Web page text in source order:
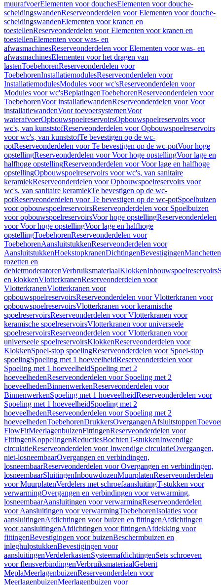
muurafvoerElementen voor douchesElementen voor douche-
scheidingswandenReserveonderdelen voor Elementen voor douche-
scheidingswandenElementen voor kranen en
toestellenReserveonderdelen voor Elementen voor kranen en
toestellenElementen voor was- en
afwasmachinesReserveonderdelen voor Elementen voor was- en
afwasmachinesElementen voor het dragen van
lastenToebehorenReserveonderdelen voor
ToebehorenInstallatiemodulesReserveonderdelen voor
InstallatiemodulesModules voor wc'sReserveonderdelen voor
Modules voor wc'sBeplatingenToebehorenReserveonderdelen voor
ToebehorenVoor installatiewandenReserveonderdelen voor Voor
installatiewandenVoor toevoersystemenVoor
waterafvoerOpbouwspoelreservoirsOpbouwspoelreservoirs voor
wc's, van kunststofReserveonderdelen voor Opbouwspoelreservoirs
voor wc's, van kunststofTe bevestigen op de wc-
potReserveonderdelen voor Te bevestigen op de wc-potVoor hoge
opstellingReserveonderdelen voor Voor hoge opstellingVoor lage en
halfhoge opstellingReserveonderdelen voor Voor lage en halfhoge
opstellingOpbouwspoelreservoirs voor wc's, van sanitaire
keramiekReserveonderdelen voor Opbouwspoelreservoirs voor
wc's, van sanitaire keramiekTe bevestigen op de wc-
potReserveonderdelen voor Te bevestigen op de wc-potSpoelbuizen
voor opbouwspoelreservoirsReserveonderdelen voor Spoelbuizen
voor opbouwspoelreservoirsVoor hoge opstellingReserveonderdelen
voor Voor hoge opstellingVoor lage en halfhoge
opstellingToebehorenReserveonderdelen voor
ToebehorenAansluitstukkenReserveonderdelen voor
AansluitstukkenHoekstopkranenDichtingenBevestigingenManchetten
rozetten en
debietmoderatorenVerbruiksmateriaalKlokkenInbouwspoelreservoirs
en klokkenVlotterkranenReserveonderdelen voor
VlotterkranenVlotterkranen voor
opbouwspoelreservoirsReserveonderdelen voor Vlotterkranen voor
opbouwspoelreservoirsVlotterkranen voor keramische
spoelreservoirsReserveonderdelen voor Vlotterkranen voor
keramische spoelreservoirsVlotterkranen voor universeele
spoelreservoirsReserveonderdelen voor Vlotterkranen voor
universeele spoelreservoirsKlokkenReserveonderdelen voor
KlokkenSpoel-stop spoelingReserveonderdelen voor Spoel-stop
spoelingSpoeling met 1 hoeveelheidReserveonderdelen voor
Spoeling met 1 hoeveelheidSpoeling met 2
hoeveelhedenReserveonderdelen voor Spoeling met 2
hoeveelhedenBinnenwerkenReserveonderdelen voor
BinnenwerkenSpoeling met 1 hoeveelheidReserveonderdelen voor
Spoeling met 1 hoeveelheidSpoeling met 2
hoeveelhedenReserveonderdelen voor Spoeling met 2
hoeveelhedenToebehorenDrukkersOvergangenAfsluitstoppen
FlowFitMeerlagenbuizenFittingenReserveonderdelen voor
FittingenKoppelingenReductiesBochtenT-stukkenInwendige
circulatieReserveonderdelen voor Inwendige circulatieOvergangen,
niet-losneembaarOvergangen en verbindingen,
losneembaarReserveonderdelen voor Overgangen en verbindingen,
losneembaarSluitingenInbouwdozenMuurplatenReserveonderdelen
voor MuurplatenVerdelers met schroefaansluitingT-stukken voor
verwarmingOvergangen en verbindingen voor verwarming,
losneembaarAansluitingen voor verwarmingReserveonderdelen
voor Aansluitingen voor verwarmingToebehorenIsolaties voor
aansluitingenAfdichtingen voor buizen en fittingenAfdichtingen
voor aansluitingenAfdichtingen voor fittingenAfdekking voor
fittingenBevestigingen voor buizenBeschermbuizen en
inleghulpstukkenBevestigingen voor
aansluitingenVerdelerkastenSysteemafdichtingenSets schroeven
voor flensverbindingenVerbruiksmateriaalGeberit
MeplaMeerlagenbuizenReserveonderdelen voor
MeerlagenbuizenMeerlagenbuizen voor